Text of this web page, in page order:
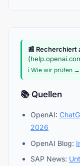
📰 Recherchiert
ℹ️ Wie wir prüfen →
📚 Quellen
OpenAI:
2026
OpenAI Blog:
SAP News: